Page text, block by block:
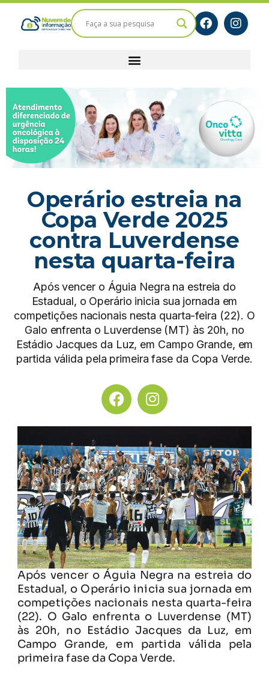
Operário estreia na
Copa Verde 2025
contra Luverdense
nesta quarta-feira
Após vencer o Águia Negra na estreia do
Estadual, o Operário inicia sua jornada em
competições nacionais nesta quarta-feira (22). O
Galo enfrenta o Luverdense (MT) às 20h, no
Estádio Jacques da Luz, em Campo Grande, em
partida válida pela primeira fase da Copa Verde.
Após vencer o Águia Negra na estreia do
Estadual, o Operário inicia sua jornada em
competições nacionais nesta quarta-feira
(22). O Galo enfrenta o Luverdense (MT)
às 20h, no Estádio Jacques da Luz, em
Campo Grande, em partida válida pela
primeira fase da Copa Verde.